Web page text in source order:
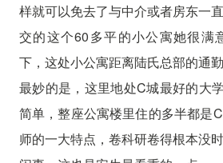
样就可以免去了与中介或者房东一
交的这个60多平的小公寓她很满
下，这处小公寓距离陆氏总部的通
最妙的是，这里地处C城最好的大
简单，整座公寓楼里住的多半都是
师的一大特点，卷科研卷得根本没